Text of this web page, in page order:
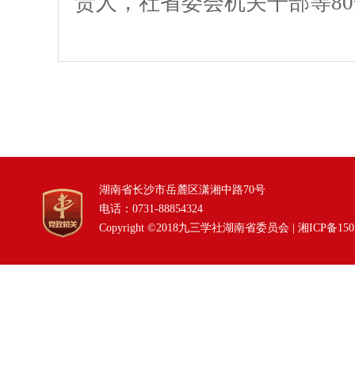
湖南省长沙市岳麓区潇湘中路70号
电话：0731-88854324
Copyright ©2018九三学社湖南省委员会 | 湘ICP备